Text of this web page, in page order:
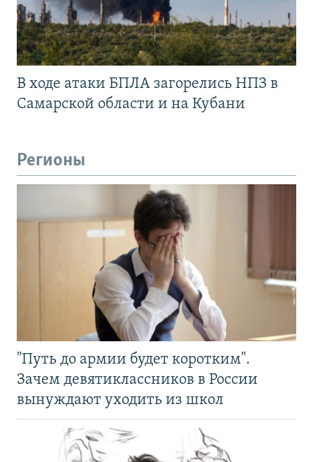
В ходе атаки БПЛА загорелись НПЗ в
Самарской области и на Кубани
Регионы
"Путь до армии будет коротким".
Зачем девятиклассников в России
вынуждают уходить из школ